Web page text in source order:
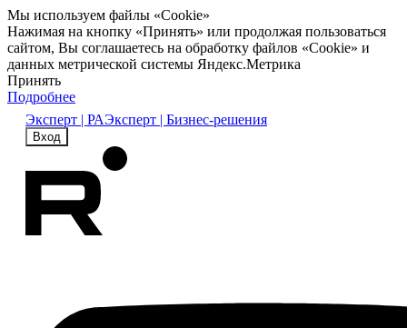
Мы используем файлы «Cookie»
Нажимая на кнопку «Принять» или продолжая пользоваться
сайтом, Вы соглашаетесь на обработку файлов «Cookie» и
данных метрической системы Яндекс.Метрика
Принять
Подробнее
Эксперт | РАЭксперт | Бизнес-решения
Вход